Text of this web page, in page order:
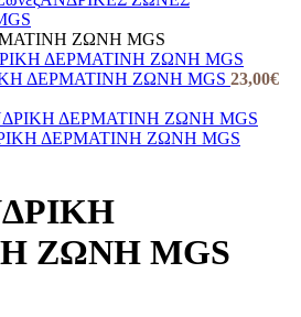
ΖΩΝΗ MGS
ΔΕΡΜΑΤΙΝΗ ΖΩΝΗ MGS 23,00€
ΔΕΡΜΑΤΙΝΗ ΖΩΝΗ MGS
ΖΩΝΗ MGS